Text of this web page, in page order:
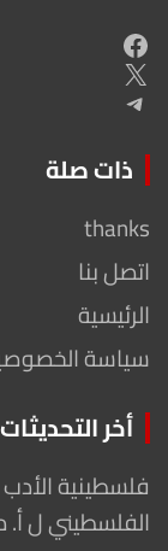
Facebook
X
Telegram
ذات صلة
thanks
اتصل بنا
الرئيسية
سياسة
أخر التحديثات
فلسطينية
الفلسطيني ل